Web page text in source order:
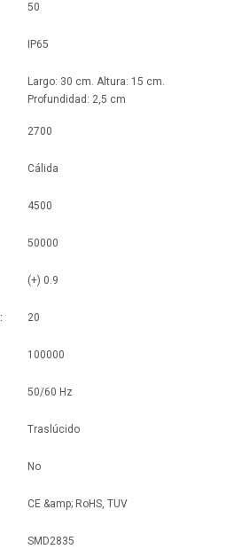
50
IP65
Largo: 30 cm. Altura: 15 cm.
Profundidad: 2,5 cm
2700
Cálida
4500
50000
(+) 0.9
20
100000
50/60 Hz
Traslúcido
No
CE &amp; RoHS, TUV
SMD2835